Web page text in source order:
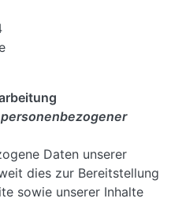
Daten unserer
dies zur Bereitstellung
sowie unserer Inhalte